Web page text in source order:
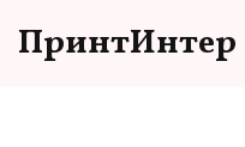
ПринтИнтер